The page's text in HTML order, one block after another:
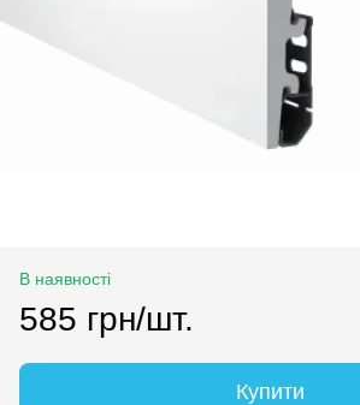
В наявності
585 грн/шт.
Купити